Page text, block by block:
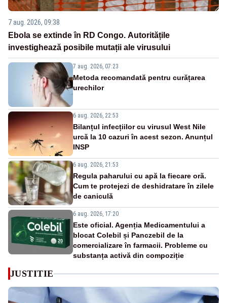
7 aug. 2026, 09:38
Ebola se extinde în RD Congo. Autoritățile
investighează posibile mutații ale virusului
7 aug. 2026, 07:23
Metoda recomandată pentru curățarea
urechilor
6 aug. 2026, 22:53
Bilanțul infecțiilor cu virusul West Nile
urcă la 10 cazuri în acest sezon. Anunțul
INSP
6 aug. 2026, 21:53
Regula paharului cu apă la fiecare oră.
Cum te protejezi de deshidratare în zilele
de caniculă
6 aug. 2026, 17:20
Este oficial. Agenția Medicamentului a
blocat Colebil și Panczebil de la
comercializare în farmacii. Probleme cu
substanța activă din compoziție
JUSTITIE